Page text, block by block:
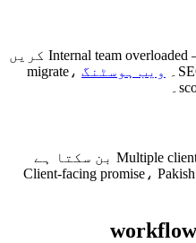
Internal team overloaded — technical implementation offload کریں
ویب ہوسٹنگ migrate،
Multiple clients — Task Desk execution backend بن سکتا ہے
quick technical delivery کے لیے۔ Client-facing promise، Pakish